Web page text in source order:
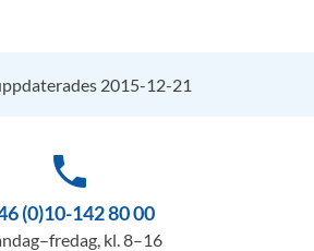
2015-12-21
phone
(0)10-142 80 00
kl. 8–16